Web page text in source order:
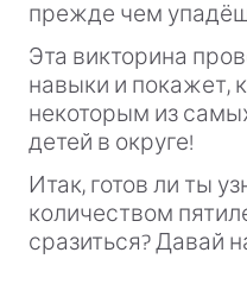
прежде чем
Эта викторина
навыки и покажет,
некоторым из
детей в округе!
Итак, готов ли ты
количеством
сразиться? Давай